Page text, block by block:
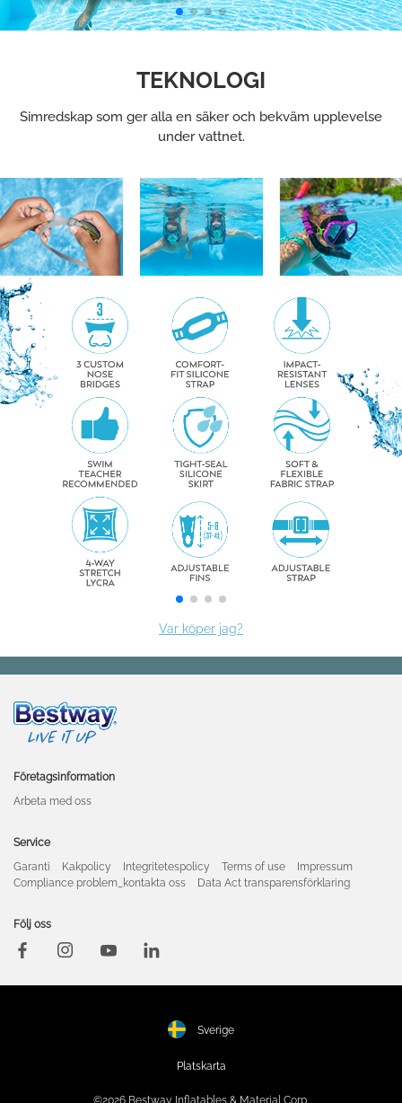
Företagsinformation
Arbeta med oss
Service
Garanti
Kakpolicy Integritetespolicy Terms of use
Impressum
Compliance problem_kontakta oss
Data Act transparensförklaring
Följ oss
Sverige
Platskarta
©2026 Bestway Inflatables & Material Corp.